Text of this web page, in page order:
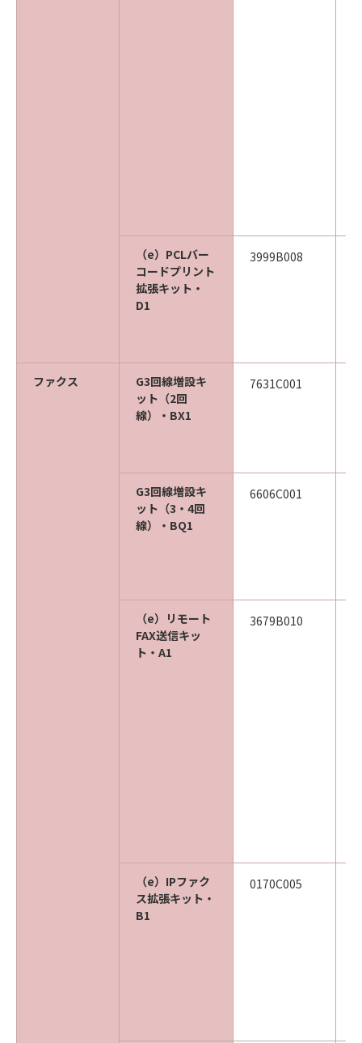
（e）PCLバー
コードプリント
拡張キット・
D1
3999B008
ファクス
G3回線増設キ
ット（2回
線）・BX1
7631C001
G3回線増設キ
ット（3・4回
線）・BQ1
6606C001
（e）リモート
FAX送信キッ
ト・A1
3679B010
（e）IPファク
ス拡張キット・
B1
0170C005